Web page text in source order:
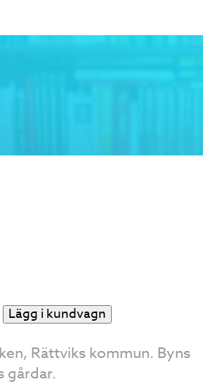
Lägg i kundvagn
Rättviks kommun. Byns
gårdar.